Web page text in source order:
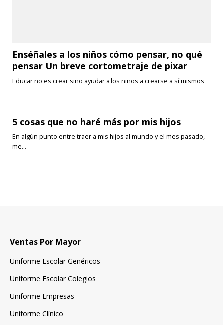
Enséñales a los niños cómo pensar, no qué
pensar Un breve cortometraje de pixar
Educar no es crear sino ayudar a los niños a crearse a sí mismos
5 cosas que no haré más por mis hijos
En algún punto entre traer a mis hijos al mundo y el mes pasado,
me...
Ventas Por Mayor
Uniforme Escolar Genéricos
Uniforme Escolar Colegios
Uniforme Empresas
Uniforme Clínico